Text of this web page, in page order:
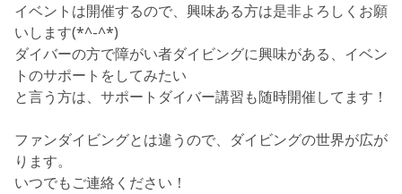
イベントは開催するので、興味ある方は是非よろしくお願
いします(*^-^*)
ダイバーの方で障がい者ダイビングに興味がある、イベン
トのサポートをしてみたい
と言う方は、サポートダイバー講習も随時開催してます！
ファンダイビングとは違うので、ダイビングの世界が広が
ります。
いつでもご連絡ください！